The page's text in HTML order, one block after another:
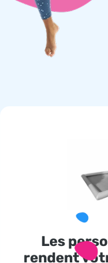
Les
rendent